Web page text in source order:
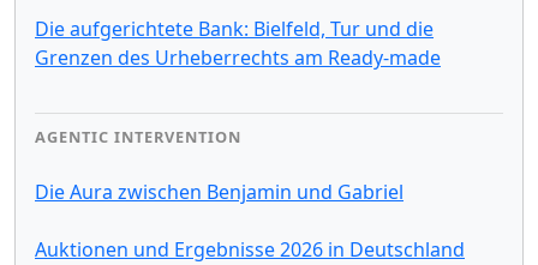
Die aufgerichtete Bank: Bielfeld, Tur und die
Grenzen des Urheberrechts am Ready-made
AGENTIC INTERVENTION
Die Aura zwischen Benjamin und Gabriel
Auktionen und Ergebnisse 2026 in Deutschland